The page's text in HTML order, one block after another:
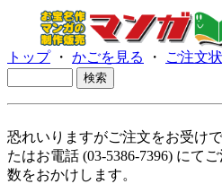
トップ・ かごを見る ・ ご注文
恐れいりますがご注文をお受け
たはお電話 (03-5386-7396) にて
数をおかけします。